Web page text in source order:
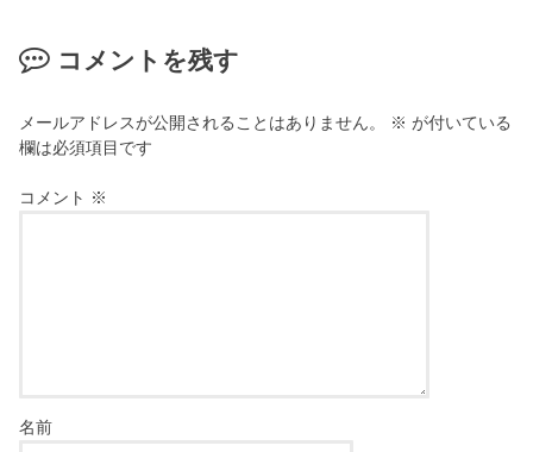
コメントを残す
メールアドレスが公開されることはありません。 ※ が付いている
欄は必須項目です
コメント ※
名前